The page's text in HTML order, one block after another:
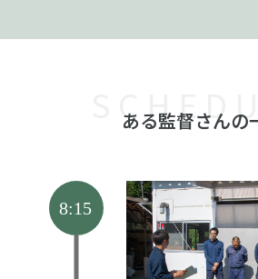
ある監督さんの